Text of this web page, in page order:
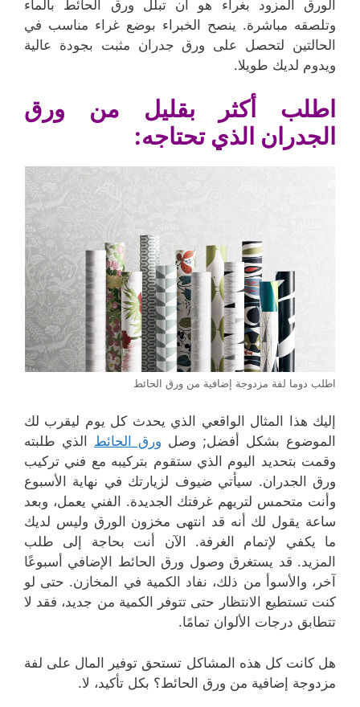
الورق المزود بغراء هو أن تبلل ورق الحائط بالماء
وتلصقه مباشرة. ينصح الخبراء بوضع غراء مناسب في
الحالتين لتحصل على ورق جدران مثبت بجودة عالية
ويدوم لديك طويلا.
اطلب أكثر بقليل من ورق
الجدران الذي تحتاجه:
اطلب دوما لفة مزدوجة إضافية من ورق الحائط
إليك هذا المثال الواقعي الذي يحدث كل يوم ليقرب لك
الموضوع بشكل أفضل; وصل ورق الحائط الذي طلبته
وقمت بتحديد اليوم الذي ستقوم بتركيبه مع فني تركيب
ورق الجدران. سيأتي ضيوف لزيارتك في نهاية الأسبوع
وأنت متحمس لتريهم غرفتك الجديدة. الفني يعمل، وبعد
ساعة يقول لك أنه قد انتهى مخزون الورق وليس لديك
ما يكفي لإتمام الغرفة. الآن أنت بحاجة إلى طلب
المزيد. قد يستغرق وصول ورق الحائط الإضافي أسبوعًا
آخر، والأسوأ من ذلك، نفاد الكمية في المخازن. حتى لو
كنت تستطيع الانتظار حتى تتوفر الكمية من جديد، فقد لا
تتطابق درجات الألوان تمامًا.
هل كانت كل هذه المشاكل تستحق توفير المال على لفة
مزدوجة إضافية من ورق الحائط؟ بكل تأكيد، لا.